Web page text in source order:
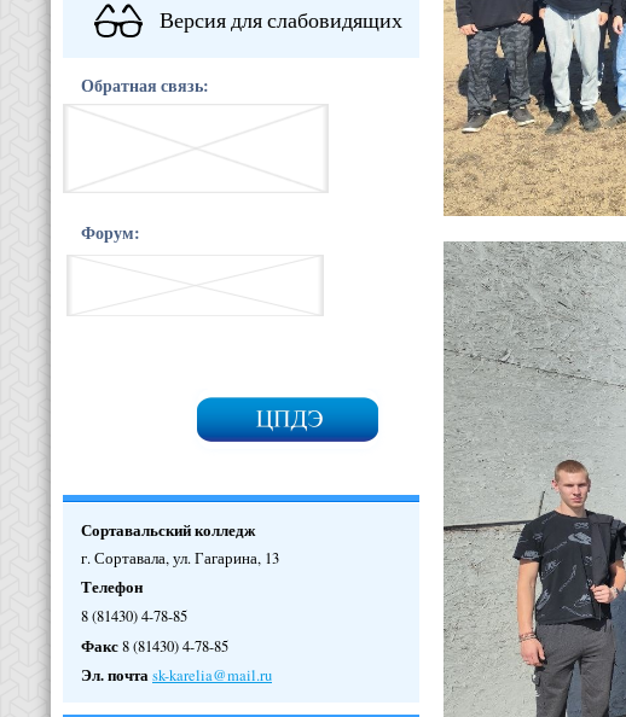
Версия для слабовидящих
Обратная связь:
Форум:
Сортавальский колледж
г. Сортавала, ул. Гагарина, 13
Телефон
8 (81430) 4-78-85
Факс8 (81430) 4-78-85
Эл. почтаsk-karelia@mail.ru